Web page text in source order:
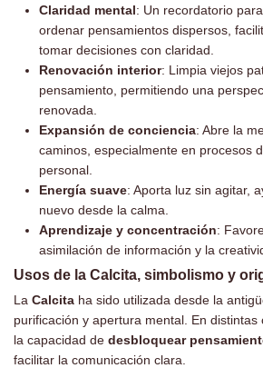
Claridad mental: Un recordatorio para
ordenar pensamientos dispersos,
tomar decisiones con claridad.
Renovación interior: Limpia viejos
pensamiento, permitiendo una
renovada.
Expansión de conciencia: Abre la
caminos, especialmente en procesos
personal.
Energía suave: Aporta luz sin agitar,
nuevo desde la calma.
Aprendizaje y concentración:
asimilación de información y la
Usos de la Calcita, simbolismo y
La Calcita ha sido utilizada desde la
purificación y apertura mental. En
la capacidad de desbloquear
facilitar la comunicación clara.